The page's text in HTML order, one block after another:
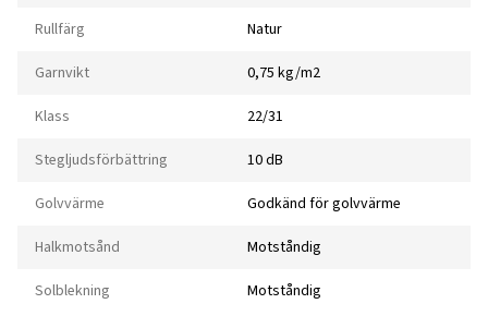
Rullfärg Natur
Garnvikt 0,75 kg/m2
Klass 22/31
Stegljudsförbättring 10 dB
Golvvärme Godkänd för golvvärme
Halkmotsånd Motståndig
Solblekning Motståndig